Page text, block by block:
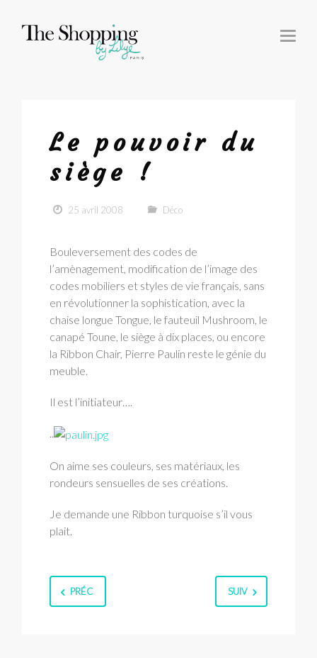
T
O
Le pouvoir du
siège !
25 avril 2008 Déco
Bouleversement des codes de
l’amènagement, modification de l’image des
codes mobiliers et styles de vie français, sans
en révolutionner la sophistication, avec la
chaise longue Tongue, le fauteuil Mushroom, le
canapé Toune, le siège à dix places, ou encore
la Ribbon Chair, Pierre Paulin reste le génie du
meuble.
Il est l’initiateur….
..
On aime ses couleurs, ses matériaux, les
rondeurs sensuelles de ses créations.
Je demande une Ribbon turquoise s’il vous
plait.
PRÉC SUIV